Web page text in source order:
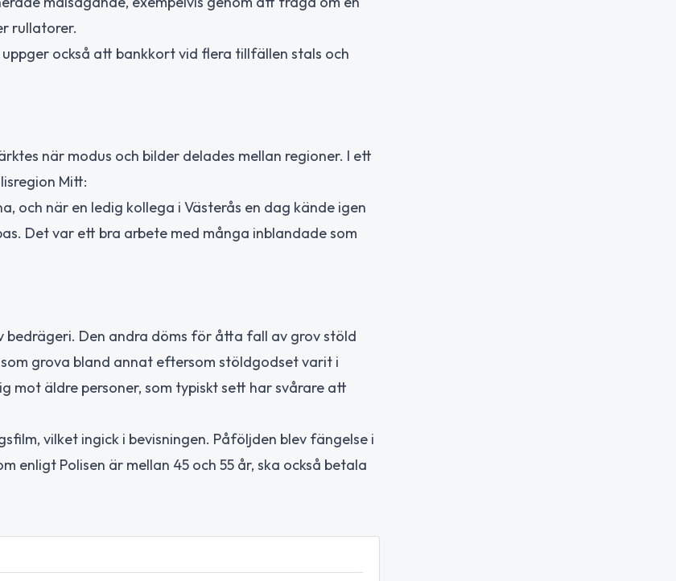
rullatorer.
också att bankkort vid flera tillfällen stals och
när modus och bilder delades mellan regioner. I ett
Mitt:
och när en ledig kollega i Västerås en dag kände igen
Det var ett bra arbete med många inblandade som
Den andra döms för åtta fall av grov stöld
grova bland annat eftersom stöldgodset varit i
mot äldre personer, som typiskt sett har svårare att
vilket ingick i bevisningen. Påföljden blev fängelse i
enligt Polisen är mellan 45 och 55 år, ska också betala